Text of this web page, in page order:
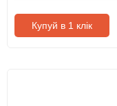
Купуй в 1 клік